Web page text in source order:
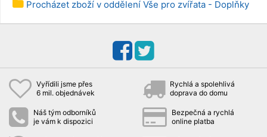
Procházet zboží v oddělení Vše pro zvířata - Doplňky
Vyřídili jsme přes
6 mil. objednávek
Rychlá a spolehlivá
doprava do domu
Náš tým odborníků
je vám k dispozici
Bezpečná a rychlá
online platba